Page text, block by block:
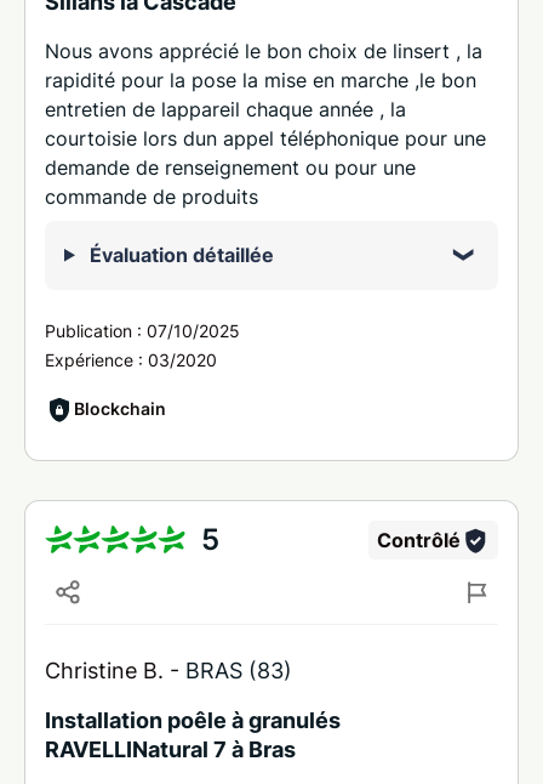
Nous avons apprécié le bon choix de linsert , la
rapidité pour la pose la mise en marche ,le bon
entretien de lappareil chaque année , la
courtoisie lors dun appel téléphonique pour une
demande de renseignement ou pour une
commande de produits
Évaluation détaillée
Publication : 07/10/2025
Expérience : 03/2020
Blockchain
5 Contrôlé
Christine B. - BRAS (83)
Installation poêle à granulés
RAVELLINatural 7 à Bras